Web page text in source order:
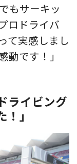
もサーキッ
ロドライバ
て実感しまし
動です！」
ライビング
」